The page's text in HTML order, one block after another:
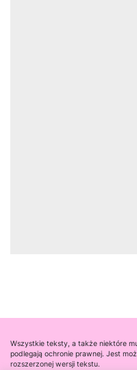
Wszystkie teksty, a także niektóre
podlegają ochronie prawnej. Jest
rozszerzonej wersji tekstu.